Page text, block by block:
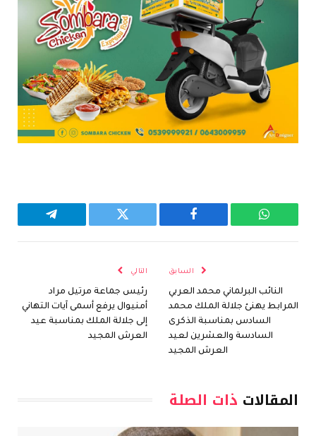
واتساب فيسبوك تويتر تيلقرام
السابق
النائب البرلماني محمد العربي
المرابط يهنئ جلالة الملك محمد
السادس بمناسبة الذكرى
السادسة والعشرين لعيد
العرش المجيد
التالي
رئيس جماعة مرتيل مراد
أمنيوال يرفع أسمى آيات التهاني
إلى جلالة الملك بمناسبة عيد
العرش المجيد
المقالات ذات الصلة